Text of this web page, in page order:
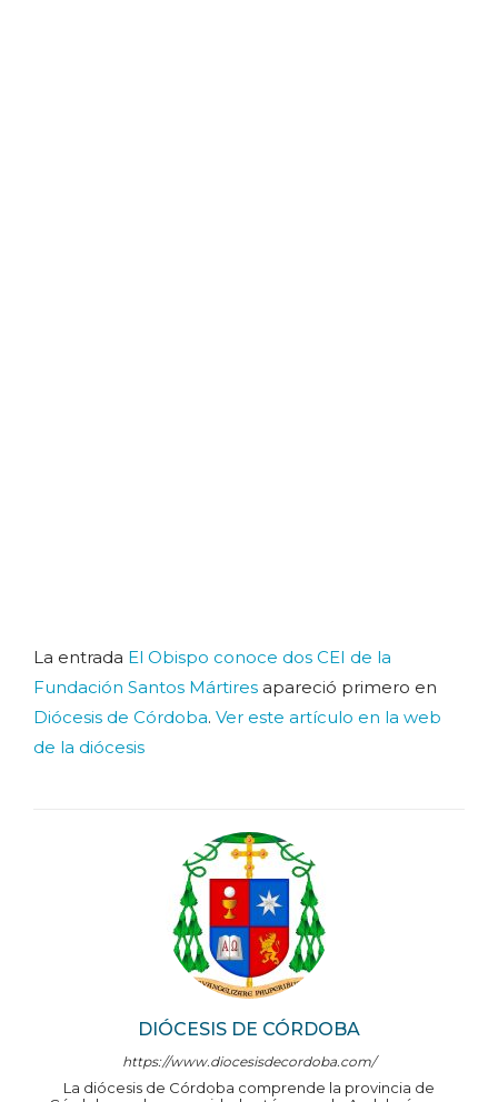
DIÓCESIS DE CÓRDOBA
https://www.diocesisdecordoba.com/
La diócesis de Córdoba comprende la provincia de
La entrada El Obispo conoce dos CEI de la
Fundación Santos Mártires apareció primero en
Diócesis de Córdoba. Ver este artículo en la web
de la diócesis